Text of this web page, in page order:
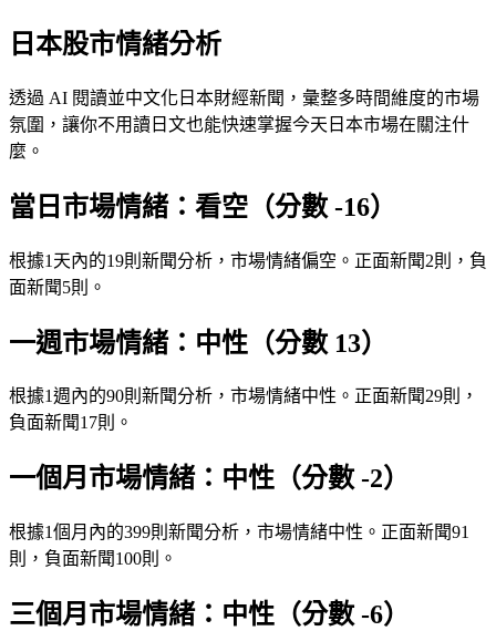
日本股市情緒分析
透過 AI 閱讀並中文化日本財經新聞，彙整多時間維度的市場
氛圍，讓你不用讀日文也能快速掌握今天日本市場在關注什
麼。
當日市場情緒：看空（分數 -16）
根據1天內的19則新聞分析，市場情緒偏空。正面新聞2則，負
面新聞5則。
一週市場情緒：中性（分數 13）
根據1週內的90則新聞分析，市場情緒中性。正面新聞29則，
負面新聞17則。
一個月市場情緒：中性（分數 -2）
根據1個月內的399則新聞分析，市場情緒中性。正面新聞91
則，負面新聞100則。
三個月市場情緒：中性（分數 -6）